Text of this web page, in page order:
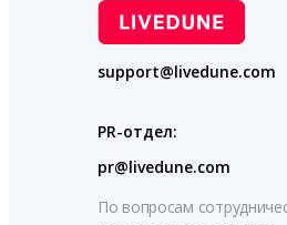
support@livedune.com
PR-отдел:
pr@livedune.com
По вопросам